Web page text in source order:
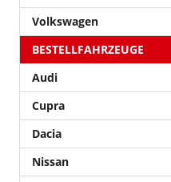
Volkswagen
BESTELLFAHRZEUGE
Audi
Cupra
Dacia
Nissan